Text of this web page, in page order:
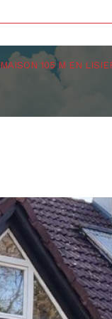
MAISON 105 M EN